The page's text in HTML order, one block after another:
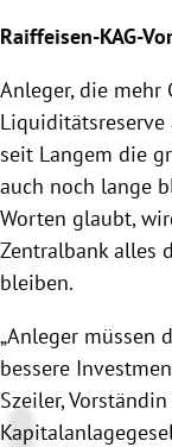
Raiffeisen-KAG-
Anleger, die mehr
Liquiditätsreserve
seit Langem die
auch noch lange
Worten glaubt,
Zentralbankalles
bleiben.
„Anleger müssen
bessere
Szeiler,